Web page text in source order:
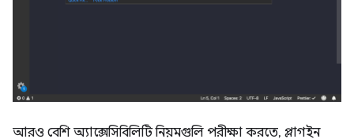
আরও বেশি অ্যাক্সেসিবিলিটি নিয়মগুলি পরীক্ষা করতে, প্লাগইন